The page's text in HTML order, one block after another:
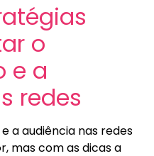
o
e a
redes
a audiência nas redes
mas com as dicas a